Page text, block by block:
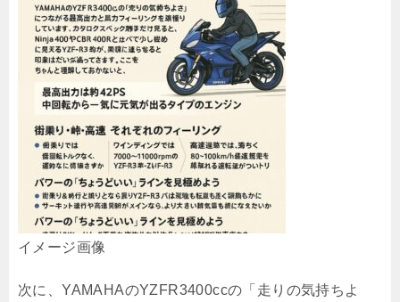
イメージ画像
次に、YAMAHAのYZFR3400ccの「走りの気持ちよ